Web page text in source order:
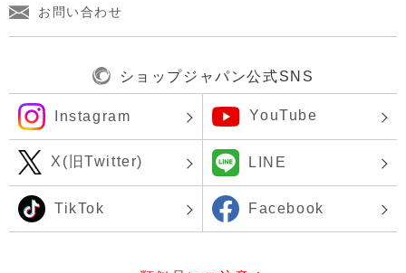
お問い合わせ
ショップジャパン公式SNS
Instagram YouTube
X(旧Twitter) LINE
TikTok Facebook